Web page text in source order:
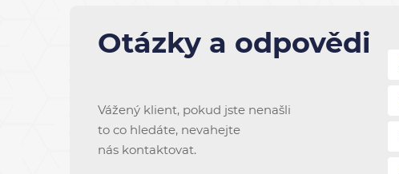
Otázky a odpovědi
Vážený klient, pokud jste nenašli
to co hledáte, nevahejte
nás kontaktovat.